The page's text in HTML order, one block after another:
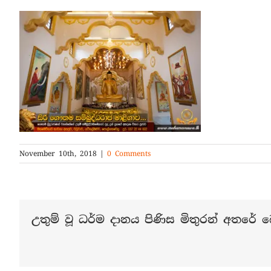
November 10th, 2018 | 0 Comments
උතුම් වූ ධර්ම දානය පිණිස මිතුරන් අතරේ